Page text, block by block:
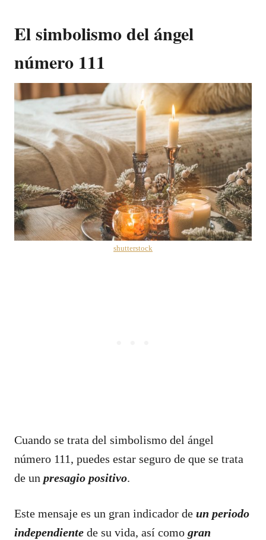
El simbolismo del ángel
número 111
shutterstock
Cuando se trata del simbolismo del ángel
número 111, puedes estar seguro de que se trata
de un presagio positivo.
Este mensaje es un gran indicador de un periodo
independiente de su vida, así como gran